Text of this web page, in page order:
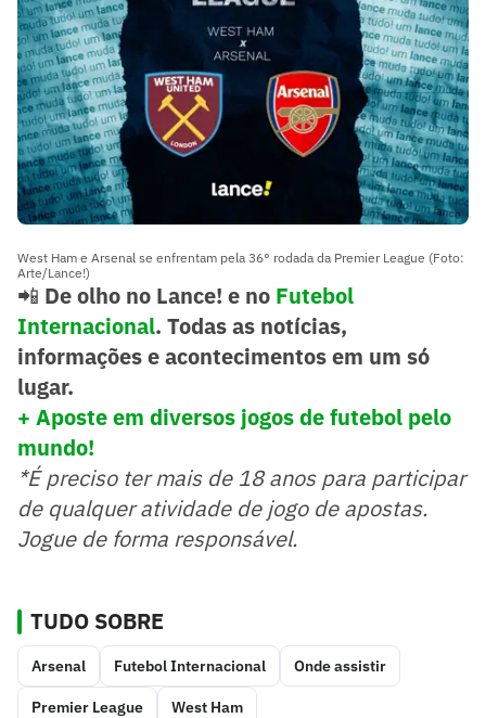
West Ham e Arsenal se enfrentam pela 36° rodada da Premier League (Foto:
Arte/Lance!)
📲 De olho no Lance! e no Futebol
Internacional. Todas as notícias,
informações e acontecimentos em um só
lugar.
+ Aposte em diversos jogos de futebol pelo
mundo!
*É preciso ter mais de 18 anos para participar
de qualquer atividade de jogo de apostas.
Jogue de forma responsável.
TUDO SOBRE
Arsenal Futebol Internacional Onde assistir
Premier League West Ham